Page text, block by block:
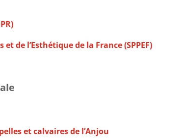
de l’Esthétique de la France (SPPEF)
et calvaires de l’Anjou